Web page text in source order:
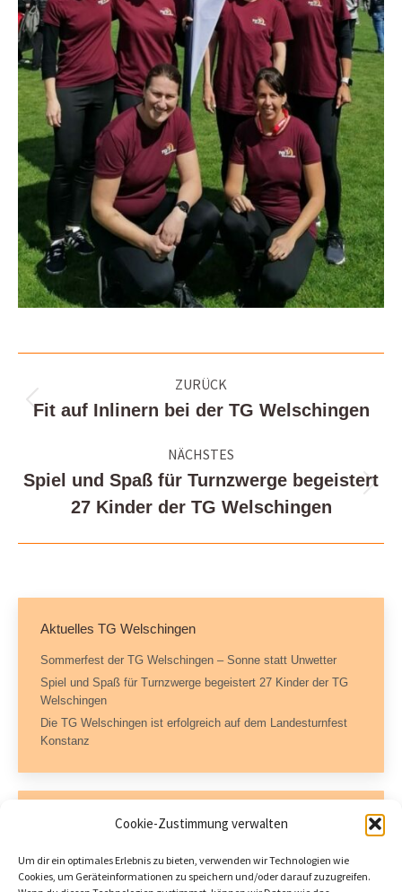
Cookie-Zustimmung verwalten
Um dir ein optimales Erlebnis zu bieten, verwenden wir Technologien wie
Cookies, um Geräteinformationen zu speichern und/oder darauf zuzugreifen.
ZURÜCK
Vorheriger
Fit auf Inlinern bei der TG Welschingen
NÄCHSTES
Nächster
Beitrag:
Spiel und Spaß für Turnzwerge begeistert
27 Kinder der TG Welschingen
Aktuelles TG Welschingen
Sommerfest der TG Welschingen – Sonne statt Unwetter
Spiel und Spaß für Turnzwerge begeistert 27 Kinder der TG
Welschingen
Die TG Welschingen ist erfolgreich auf dem Landesturnfest
Konstanz
Kontaktdaten
Dorfstraße 11
78234 Engen-Welschingen